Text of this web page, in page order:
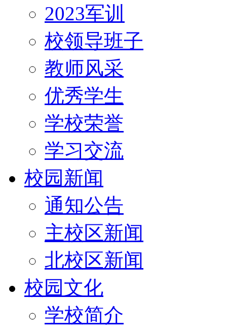
2023军训
校领导班子
教师风采
优秀学生
学校荣誉
学习交流
校园新闻
通知公告
主校区新闻
北校区新闻
校园文化
学校简介